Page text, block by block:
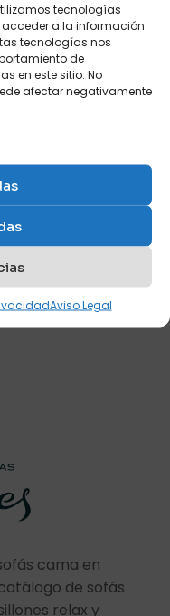
tecnologías
a la información
tecnologías nos
de
en este sitio. No
afectar negativamente
Aviso Legal
con*
4 de 5 5 de 5
estrellas
abatible de
con colchón
cama en
de sofás
relax y